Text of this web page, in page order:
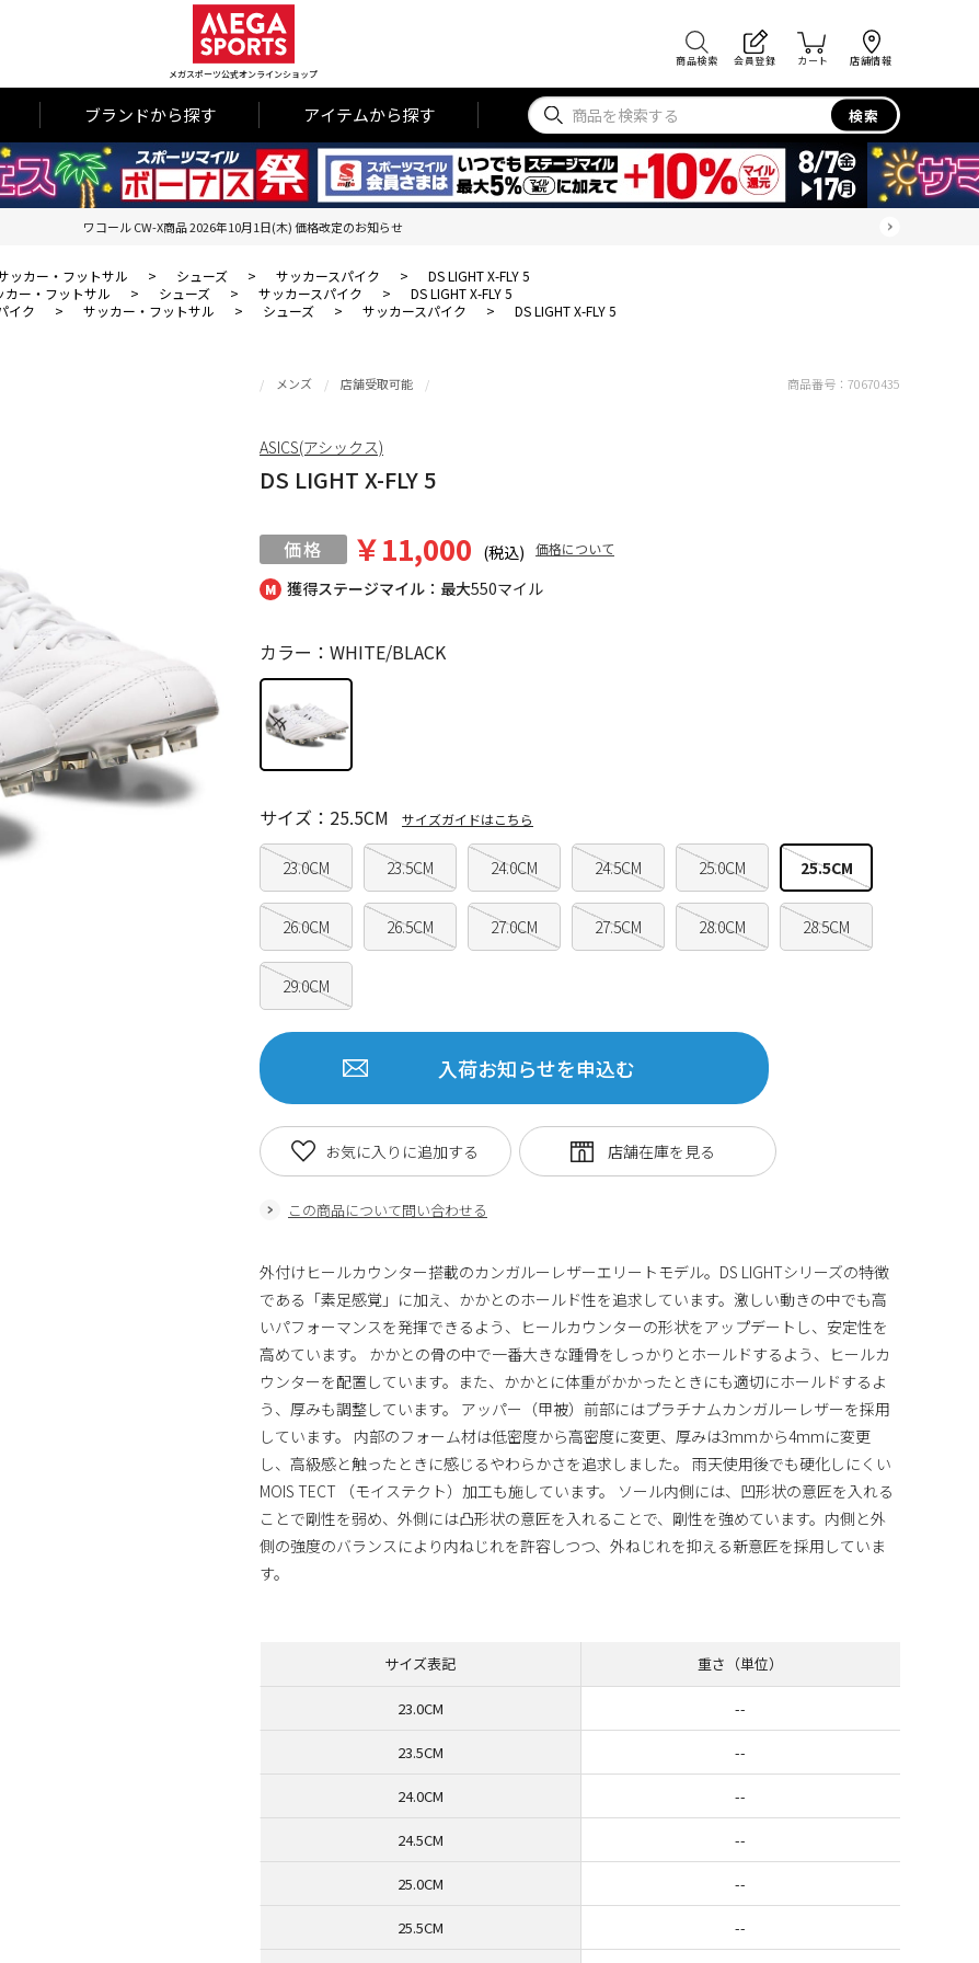
メガスポーツ公式オンラインショップ
商品検索 会員登録 カート 店舗情報
ブランドから探す アイテムから探す 検索
ワコール CW-X商品 2026年10月1日(木) 価格改定のお知らせ
ッカー・フットサル > シューズ > サッカースパイク >
DS LIGHT X-FLY 5
カー・フットサル > シューズ > サッカースパイク >
DS LIGHT X-FLY 5
イク > サッカー・フットサル > シューズ > サッカースパイク > DS LIGHT X-FLY 5
獲得ステージマイル：最大550マイル
メンズ 店舗受取可能
DS LIGHT X-FLY 5
￥11,000 (税込) 価格について
カラー：WHITE/BLACK
23.0CM 23.5CM 24.0CM 24.5CM 25.0CM 25.5CM
26.0CM 26.5CM 27.0CM 27.5CM 28.0CM 28.5CM
29.0CM
サイズ：25.5CM サイズガイドはこちら
入荷お知らせを申込む
この商品について問い合わせる
お気に入りに追加する
商品番号： 70670435
ASICS(アシックス)
外付けヒールカウンター搭載のカンガルーレザーエリートモデル。DS LIGHTシリーズの特徴
である「素足感覚」に加え、かかとのホールド性を追求しています。激しい動きの中でも高
いパフォーマンスを発揮できるよう、ヒールカウンターの形状をアップデートし、安定性を
高めています。 かかとの骨の中で一番大きな踵骨をしっかりとホールドするよう、ヒールカ
ウンターを配置しています。また、かかとに体重がかかったときにも適切にホールドするよ
う、厚みも調整しています。 アッパー（甲被）前部にはプラチナムカンガルーレザーを採用
しています。 内部のフォーム材は低密度から高密度に変更、厚みは3mmから4mmに変更
し、高級感と触ったときに感じるやわらかさを追求しました。 雨天使用後でも硬化しにくい
MOIS TECT （モイステクト）加工も施しています。 ソール内側には、凹形状の意匠を入れる
ことで剛性を弱め、外側には凸形状の意匠を入れることで、剛性を強めています。内側と外
側の強度のバランスにより内ねじれを許容しつつ、外ねじれを抑える新意匠を採用していま
す。
サイズ表記 重さ（単位）
23.0CM --
23.5CM --
24.0CM --
24.5CM --
25.0CM --
25.5CM --